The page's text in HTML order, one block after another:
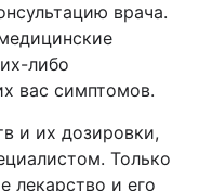
врача.
либо
вас симптомов.
и их дозировки,
Только
лекарство и его